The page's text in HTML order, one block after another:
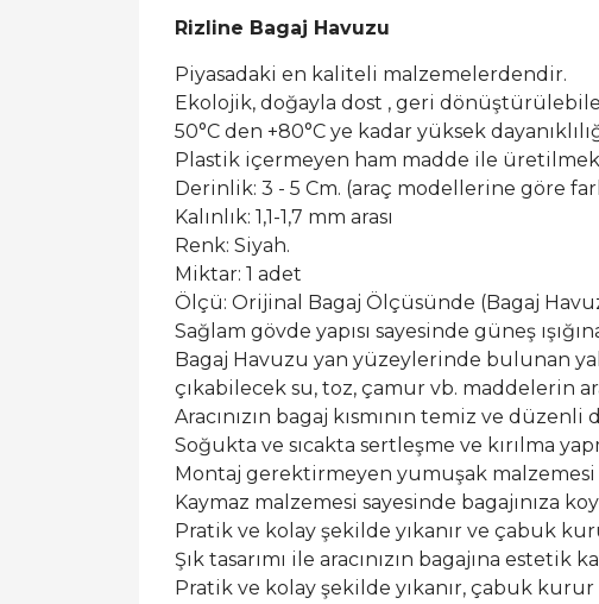
Rizline Bagaj Havuzu
Piyasadaki en kaliteli malzemelerdendir.
Ekolojik, doğayla dost , geri
50°C den +80°C ye kadar yüksek
Plastik içermeyen ham madde ile
Derinlik: 3 - 5 Cm. (araç modellerine göre
Kalınlık: 1,1-1,7 mm arası
Renk: Siyah.
Miktar: 1 adet
Ölçü: Orijinal Bagaj Ölçüsünde (Bagaj
Sağlam gövde yapısı sayesinde güneş
Bagaj Havuzu yan yüzeylerinde bulunan
çıkabilecek su, toz, çamur vb. maddelerin
Aracınızın bagaj kısmının temiz ve düzenli
Soğukta ve sıcakta sertleşme ve kırılma
Montaj gerektirmeyen yumuşak malzemesi
Kaymaz malzemesi sayesinde bagajınıza
Pratik ve kolay şekilde yıkanır ve çabuk
Şık tasarımı ile aracınızın bagajına estetik
Pratik ve kolay şekilde yıkanır, çabuk kurur